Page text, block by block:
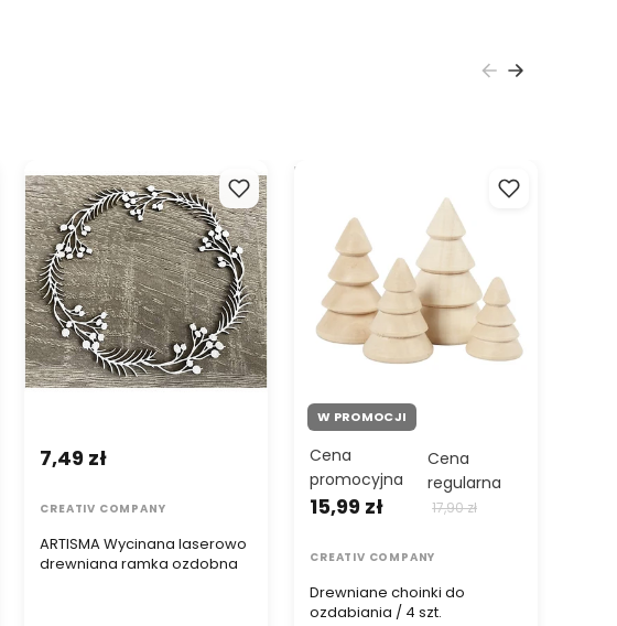
ARTISMA Wycinana laserowo
drewniana ramka ozdobna
ARTISMA Wycinana laserowo
drewniana ramka ozdobna
7,49 zł
CREATIV COMPANY
Drewniane choinki do
W PROMOCJI
Drewniane choinki do
ozdabiania / 4 szt.
Cena
promocyjna
15,99 zł
Cena
regularna
17,90 zł
CREATIV COMPANY